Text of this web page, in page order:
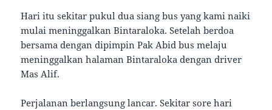
Hari itu sekitar pukul dua siang bus yang kami naiki
mulai meninggalkan Bintaraloka. Setelah berdoa
bersama dengan dipimpin Pak Abid bus melaju
meninggalkan halaman Bintaraloka dengan driver
Mas Alif.
Perjalanan berlangsung lancar. Sekitar sore hari